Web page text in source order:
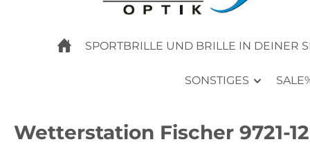
SPORTBRILLE UND BRILLE IN DEINER
SONSTIGES
Wetterstation Fischer 9721-12